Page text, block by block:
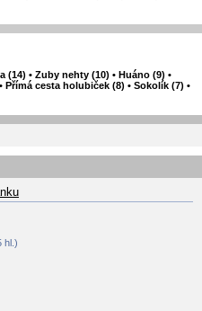
(14) • Zuby nehty (10) • Huáno (9) •
• Přímá cesta holubiček (8) • Sokolík (7) •
hl.)